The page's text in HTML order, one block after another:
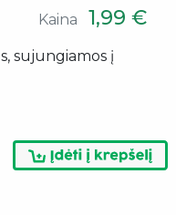
Kaina 1,99 €
sujungiamos į